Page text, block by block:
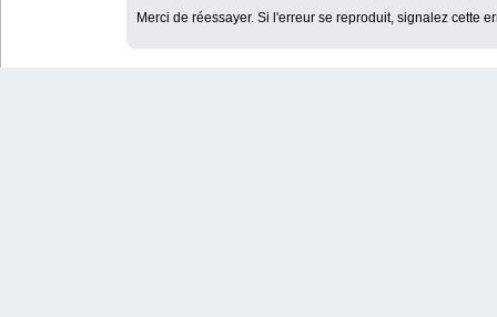
Merci de réessayer. Si l'erreur se reproduit, signalez cette